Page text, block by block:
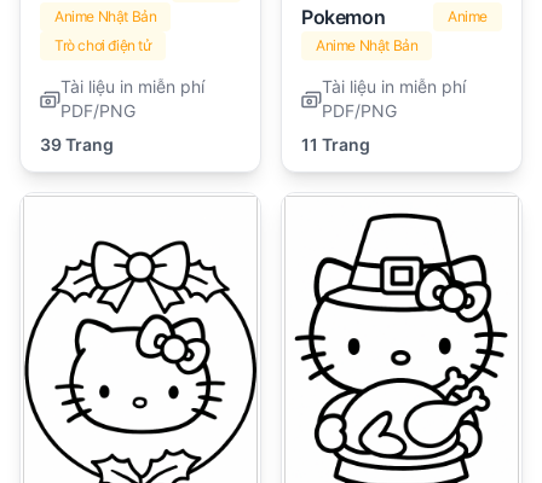
Anime Nhật Bản
Trò chơi điện tử
Tài liệu in miễn phí
PDF/PNG
39 Trang
Pokemon
Anime
Anime Nhật Bản
Tài liệu in miễn phí
PDF/PNG
11 Trang